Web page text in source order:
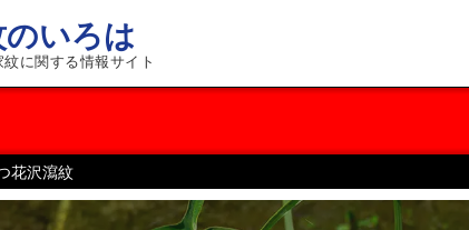
のいろは
紋に関する情報サイト
花沢瀉紋